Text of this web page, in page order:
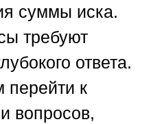
суммы иска.
требуют
ответа.
перейти к
вопросов,